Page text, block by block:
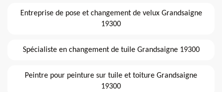
Entreprise de pose et changement de velux Grandsaigne
19300
Spécialiste en changement de tuile Grandsaigne 19300
Peintre pour peinture sur tuile et toiture Grandsaigne
19300